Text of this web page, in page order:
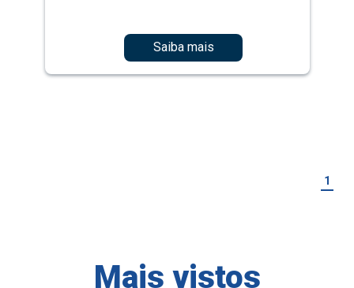
Saiba mais
1
Mais vistos